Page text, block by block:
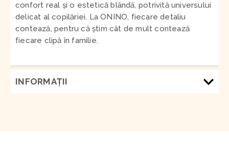
confort real și o estetică blândă, potrivită universului
delicat al copilăriei. La ONINO, fiecare detaliu
contează, pentru că știm cât de mult contează
fiecare clipă în familie.
INFORMAŢII